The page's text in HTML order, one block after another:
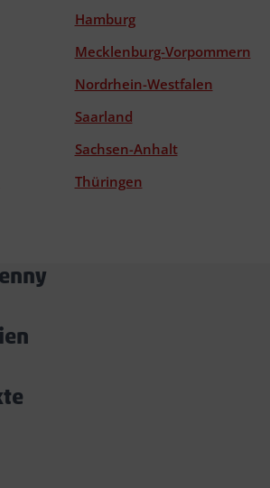
Hamburg
Mecklenburg-Vorpommern
Nordrhein-Westfalen
Saarland
Sachsen-Anhalt
Thüringen